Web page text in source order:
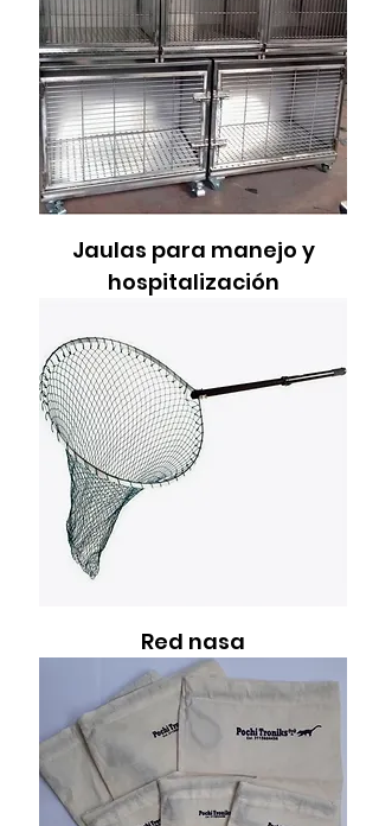
Jaulas para manejo y
hospitalización
Red nasa